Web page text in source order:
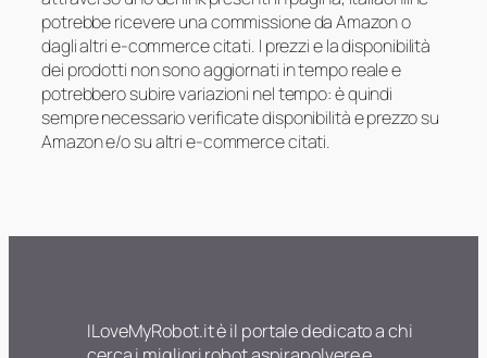
potrebbe ricevere una commissione da Amazon o
dagli altri e-commerce citati. I prezzi e la disponibilità
dei prodotti non sono aggiornati in tempo reale e
potrebbero subire variazioni nel tempo: è quindi
sempre necessario verificate disponibilità e prezzo su
Amazon e/o su altri e-commerce citati.
ILoveMyRobot.it è il portale dedicato a chi